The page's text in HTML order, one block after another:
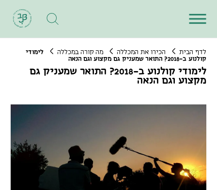
לדף הבית הכירו את המכללה מה קורה במכללה
לימודי
קולנוע ב-2018? התואר שמעניק גם מקצוע וגם הנאה
לימודי קולנוע ב-2018? התואר שמעניק גם
מקצוע וגם הנאה